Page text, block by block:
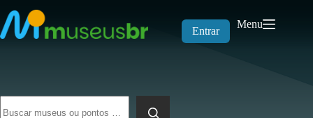
para
o
conteúdo
Entrar
Menu
resultados